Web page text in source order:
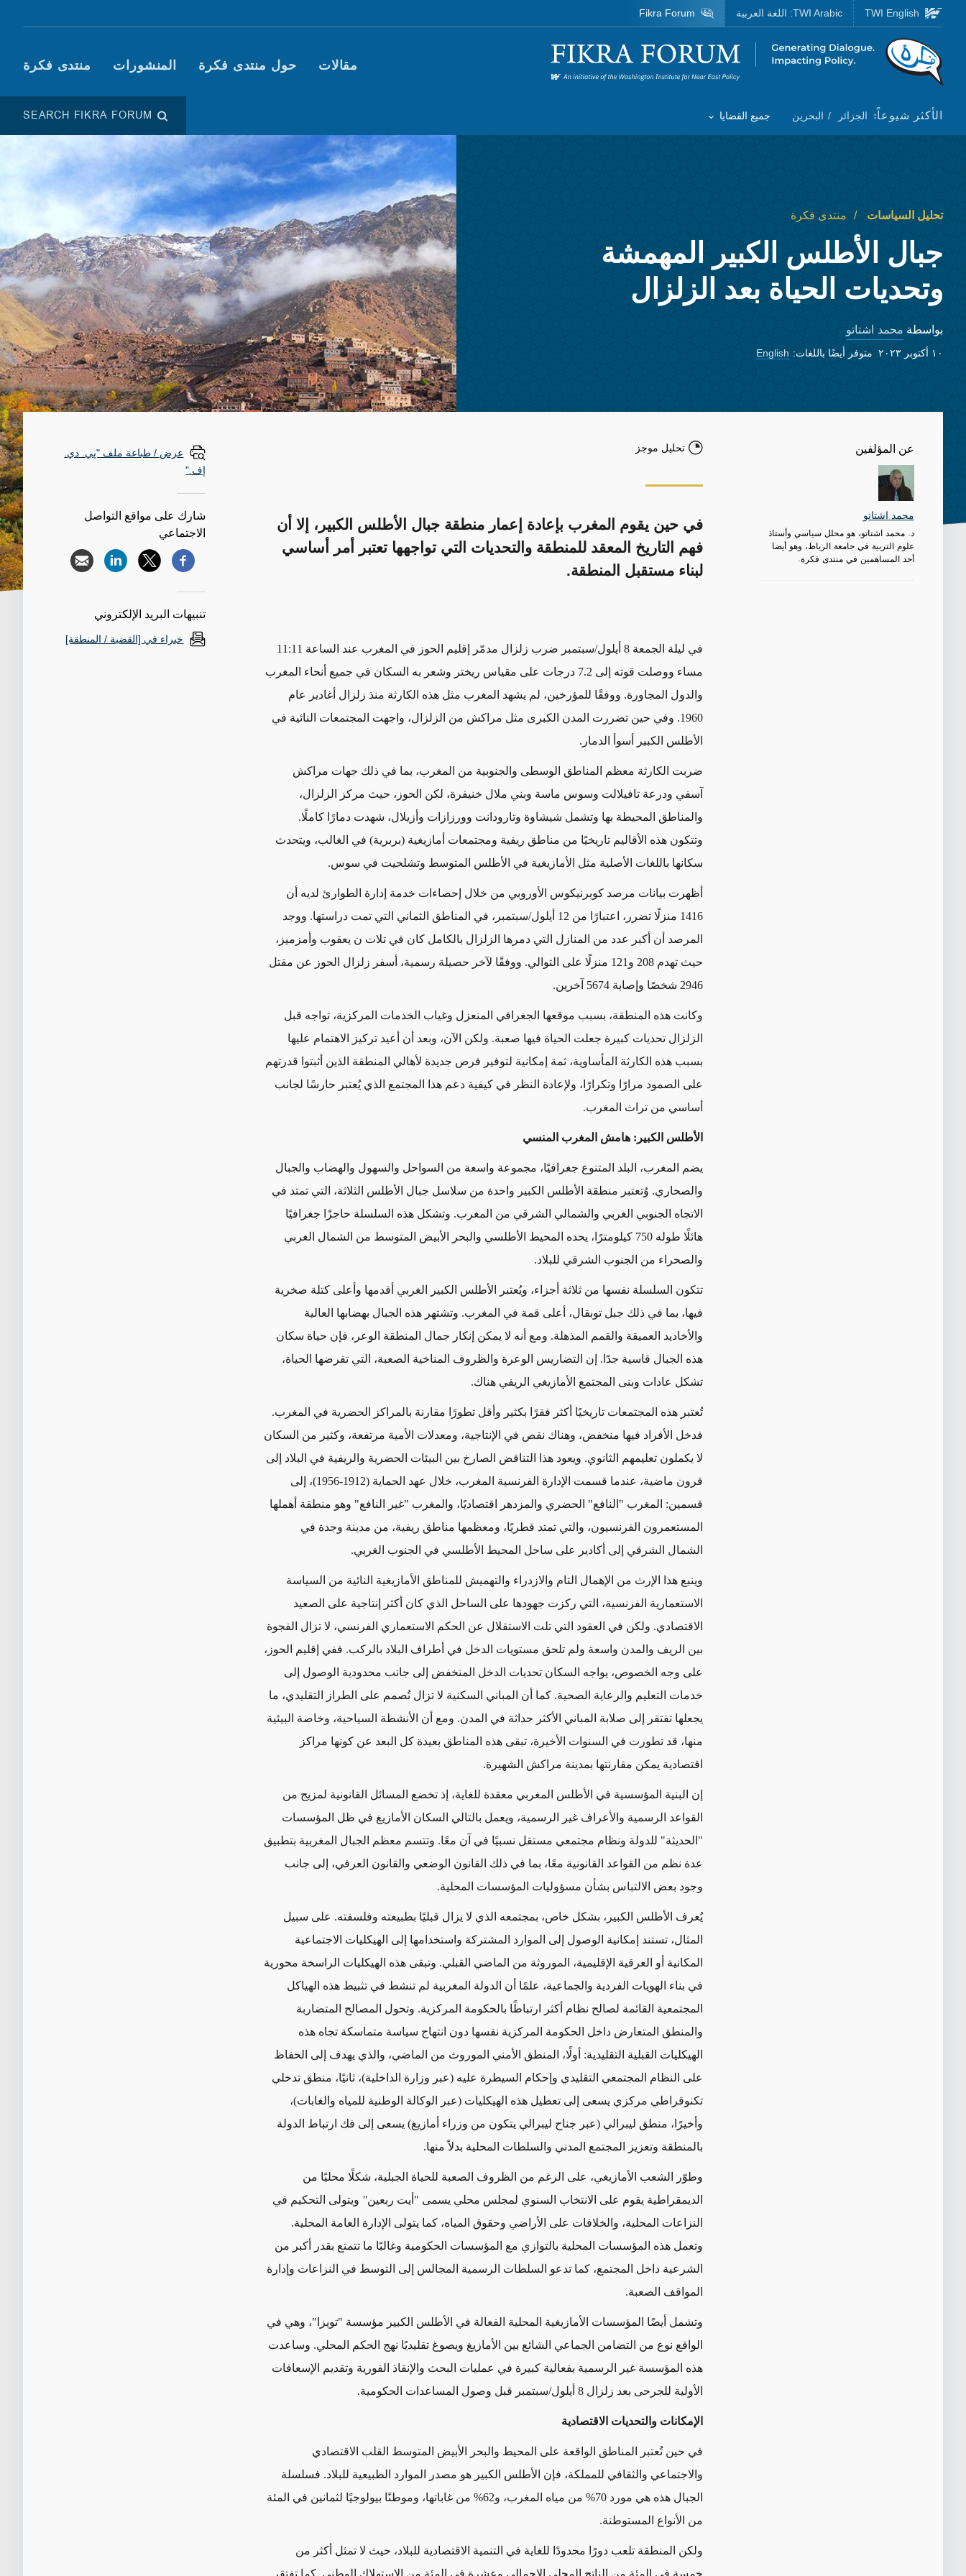
Skip to main content
Homepage
Main navigation (Fikra Forum)
مقالات حول منتدى فكرة المنشورات منتدى فكرة
الأكثر شيوعاً: الجزائر البحرين
Toggle List of
جميع القضايا SEARCH FIKRA FORUM
TWI English
TWI Arabic: اللغة العربية Fikra Forum
تحليل السياسات منتدى فكرة
جبال الأطلس الكبير المهمشة
وتحديات الحياة بعد الزلزال
بواسطة محمد اشتاتو
١٠ أكتوبر ٢٠٢٣ متوفر أيضًا باللغات: English
عن المؤلفين
محمد اشتاتو
د. محمد اشتاتو، هو محلل سياسي وأستاذ
علوم التربية في جامعة الرباط، وهو أيضا
أحد المساهمين في منتدى فكرة.
تحليل موجز
في حين يقوم المغرب بإعادة إعمار منطقة جبال الأطلس الكبير، إلا أن
فهم التاريخ المعقد للمنطقة والتحديات التي تواجهها تعتبر أمر أساسي
لبناء مستقبل المنطقة.
في ليلة الجمعة8 أيلول/سبتمبر ضرب زلزال مدمّر إقليم الحوز في المغرب عند الساعة 11 :11
مساء ووصلت قوته إلى 7.2 درجات على مقياس ريختر وشعر به السكان في جميع أنحاء المغرب
والدول المجاورة. ووفقًا للمؤرخين، لم يشهد المغرب مثل هذه الكارثة منذ زلزال أغادير عام
1960. وفي حين تضررت المدن الكبرى مثل مراكش من الزلزال، واجهت المجتمعات النائية في
الأطلس الكبير أسوأ الدمار.
ضربت الكارثة معظم المناطق الوسطى والجنوبية من المغرب، بما في ذلك جهات مراكش
آسفي ودرعة تافيلالت وسوس ماسة وبني ملال خنيفرة، لكن الحوز، حيث مركز الزلزال،
والمناطق المحيطة بها وتشمل شيشاوة وتارودانت وورزازات وأزيلال، شهدت دمارًا كاملًا.
وتتكون هذه الأقاليم تاريخيًا من مناطق ريفية ومجتمعات أمازيغية (بربرية) في الغالب، ويتحدث
سكانها باللغات الأصلية مثل الأمازيغية في الأطلس المتوسط وتشلحيت في سوس.
أظهرت بيانات مرصد كوبرنيكوس الأوروبي من خلال إحصاءات خدمة إدارة الطوارئ لديه أن
1416 منزلًا تضرر، اعتبارًا من 12 أيلول/سبتمبر، في المناطق الثماني التي تمت دراستها. ووجد
المرصد أن أكبر عدد من المنازل التي دمرها الزلزال بالكامل كان فيتلات ن يعقوب وأمزميز،
حيث تهدم208 و 121 منزلًا على التوالي. ووفقًا لآخر حصيلة رسمية، أسفر زلزال الحوز عن مقتل
2946 شخصًا وإصابة5674 آخرين.
وكانت هذه المنطقة، بسبب موقعها الجغرافي المنعزل وغياب الخدمات المركزية، تواجه قبل
الزلزال تحديات كبيرة جعلت الحياة فيها صعبة. ولكن الآن، وبعد أن أعيد تركيز الاهتمام عليها
بسبب هذه الكارثة المأساوية، ثمة إمكانية لتوفير فرص جديدة لأهالي المنطقة الذين أثبتوا قدرتهم
على الصمود مرارًا وتكرارًا، ولإعادة النظر في كيفية دعم هذا المجتمع الذي يُعتبر حارسًا لجانب
أساسي من تراث المغرب.
الأطلس الكبير: هامش المغرب المنسي
يضم المغرب، البلد المتنوع جغرافيًا، مجموعة واسعة من السواحل والسهول والهضاب والجبال
والصحاري. وُتعتبر منطقة الأطلس الكبير واحدة من سلاسل جبال الأطلس الثلاثة، التي تمتد في
الاتجاه الجنوبي الغربي والشمالي الشرقي من المغرب. وتشكل هذه السلسلة حاجزًا جغرافيًا
هائلًا طوله750 كيلومترًا، يحده المحيط الأطلسي والبحر الأبيض المتوسط من الشمال الغربي
والصحراء من الجنوب الشرقي للبلاد.
تتكون السلسلة نفسها من ثلاثة أجزاء، ويُعتبر الأطلس الكبير الغربي أقدمها وأعلى كتلة صخرية
فيها، بما في ذلك جبل توبقال، أعلى قمة في المغرب. وتشتهر هذه الجبال بهضابها العالية
والأخاديد العميقة والقمم المذهلة. ومع أنه لا يمكن إنكار جمال المنطقة الوعر، فإن حياة سكان
هذه الجبال قاسية جدًا. إن التضاريس الوعرة والظروف المناخية الصعبة، التي تفرضها الحياة،
تشكل عادات وبنى المجتمع الأمازيغي الريفي هناك.
تُعتبر هذه المجتمعات تاريخيًا أكثر فقرًا بكثير وأقل تطورًا مقارنة بالمراكز الحضرية في المغرب.
فدخل الأفراد فيها منخفض، وهناك نقص في الإنتاجية، ومعدلات الأمية مرتفعة، وكثير من السكان
لا يكملون تعليمهم الثانوي. ويعود هذا التناقض الصارخ بين البيئات الحضرية والريفية في البلاد إلى
قرون ماضية، عندما قسمت الإدارة الفرنسية المغرب، خلال عهد الحماية (1912-1956
)، إلى
قسمين: المغرب "النافع" الحضري والمزدهر اقتصاديًا، والمغرب "غير النافع" وهو منطقة أهملها
المستعمرون الفرنسيون، والتي تمتد قطريًا، ومعظمها مناطق ريفية، من مدينة وجدة في
الشمال الشرقي إلى أكادير على ساحل المحيط الأطلسي في الجنوب الغربي.
وينبع هذا الإرث من الإهمال التام والازدراء والتهميش للمناطق الأمازيغية النائية من السياسة
الاستعمارية الفرنسية، التي ركزت جهودها على الساحل الذي كان أكثر إنتاجية على الصعيد
الاقتصادي. ولكن في العقود التي تلت الاستقلال عن الحكم الاستعماري الفرنسي، لا تزال الفجوة
بين الريف والمدن واسعة ولم تلحق مستويات الدخل في أطراف البلاد بالركب. ففي إقليم الحوز،
على وجه الخصوص، يواجه السكان تحديات الدخل المنخفض إلى جانب محدودية الوصول إلى
خدمات التعليم والرعاية الصحية. كما أن المباني السكنية لا تزال تُصمم على الطراز التقليدي، ما
يجعلها تفتقر إلى صلابة المباني الأكثر حداثة في المدن. ومع أن الأنشطة السياحية، وخاصة البيئية
منها، قد تطورت في السنوات الأخيرة، تبقى هذه المناطق بعيدة كل البعد عن كونها مراكز
اقتصادية يمكن مقارنتها بمدينة مراكش الشهيرة.
إن البنية المؤسسية في الأطلس المغربي معقدة للغاية، إذ تخضع المسائل القانونية لمزيج من
القواعد الرسمية والأعراف غير الرسمية، ويعمل بالتالي السكان الأمازيغ في ظل المؤسسات
"الحديثة" للدولة ونظام مجتمعي مستقل نسبيًا في آن معًا. وتتسم معظم الجبال المغربية بتطبيق
عدة نظم من القواعد القانونية معًا، بما في ذلك القانون الوضعي والقانون العرفي، إلى جانب
وجود بعض الالتباس بشأن مسؤوليات المؤسسات المحلية.
يُعرف الأطلس الكبير، بشكل خاص، بمجتمعه الذي لا يزال قبليًا بطبيعته وفلسفته. على سبيل
المثال، تستند إمكانية الوصول إلى الموارد المشتركة واستخدامها إلى الهيكليات الاجتماعية
المكانية أو العرقية الإقليمية، الموروثة من الماضي القبلي. وتبقى هذه الهيكليات الراسخة محورية
في بناء الهويات الفردية والجماعية، علمًا أن الدولة المغربية لم تنشط في تثبيط هذه الهياكل
المجتمعية القائمة لصالح نظام أكثر ارتباطًا بالحكومة المركزية. وتحول المصالح المتضاربة
والمنطق المتعارض داخل الحكومة المركزية نفسها دون انتهاج سياسة متماسكة تجاه هذه
الهيكليات القبلية التقليدية: أولًا، المنطق الأمني الموروث من الماضي، والذي يهدف إلى الحفاظ
على النظام المجتمعي التقليدي وإحكام السيطرة عليه (عبر وزارة الداخلية)، ثانيًا، منطق تدخلي
تكنوقراطي مركزي يسعى إلى تعطيل هذه الهيكليات (عبر الوكالة الوطنية للمياه والغابات)،
وأخيرًا، منطق ليبرالي (عبر جناح ليبرالي يتكون من وزراء أمازيغ) يسعى إلى فك ارتباط الدولة
بالمنطقة وتعزيز المجتمع المدني والسلطات المحلية بدلاً منها.
وطوّر الشعب الأمازيغي، على الرغم من الظروف الصعبة للحياة الجبلية، شكلًا محليًا من
الديمقراطية يقوم على الانتخاب السنوي لمجلس محلي يسمى "أيت ربعين" ويتولى التحكيم في
النزاعات المحلية، والخلافات على الأراضي وحقوق المياه، كما يتولى الإدارة العامة المحلية.
وتعمل هذه المؤسسات المحلية بالتوازي مع المؤسسات الحكومية وغالبًا ما تتمتع بقدر أكبر من
الشرعية داخل المجتمع، كما تدعو السلطات الرسمية المجالس إلى التوسط في النزاعات وإدارة
المواقف الصعبة.
وتشمل أيضًا المؤسسات الأمازيغية المحلية الفعالة في الأطلس الكبير مؤسسة "تويزا"، وهي في
الواقع نوع من التضامن الجماعي الشائع بين الأمازيغ ويصوغ تقليديًا نهج الحكم المحلي. وساعدت
هذه المؤسسة غير الرسمية بفعالية كبيرة في عمليات البحث والإنقاذ الفورية وتقديم الإسعافات
الأولية للجرحى بعد زلزال8 أيلول/سبتمبر قبل وصول المساعدات الحكومية.
الإمكانات والتحديات الاقتصادية
في حين تُعتبر المناطق الواقعة على المحيط والبحر الأبيض المتوسط القلب الاقتصادي
والاجتماعي والثقافي للمملكة، فإن الأطلس الكبير هو مصدر الموارد الطبيعية للبلاد. فسلسلة
الجبال هذه هي مورد70% من مياه المغرب، و62% من غاباتها، وموطنًا بيولوجيًا لثمانين في المئة
من الأنواع المستوطنة.
ولكن المنطقة تلعب دورًا محدودًا للغاية في التنمية الاقتصادية للبلاد، حيث لا تمثل أكثر من
خمسة في المئة من الناتج المحلي الإجمالي وعشرة في المئة من الاستهلاك الوطني. كما تفتقر
عرض / طباعة ملف "پي. دي.
إف."
شارك على مواقع التواصل
الاجتماعي
تنبيهات البريد الإلكتروني
خبراء في [القضية / المنطقة]